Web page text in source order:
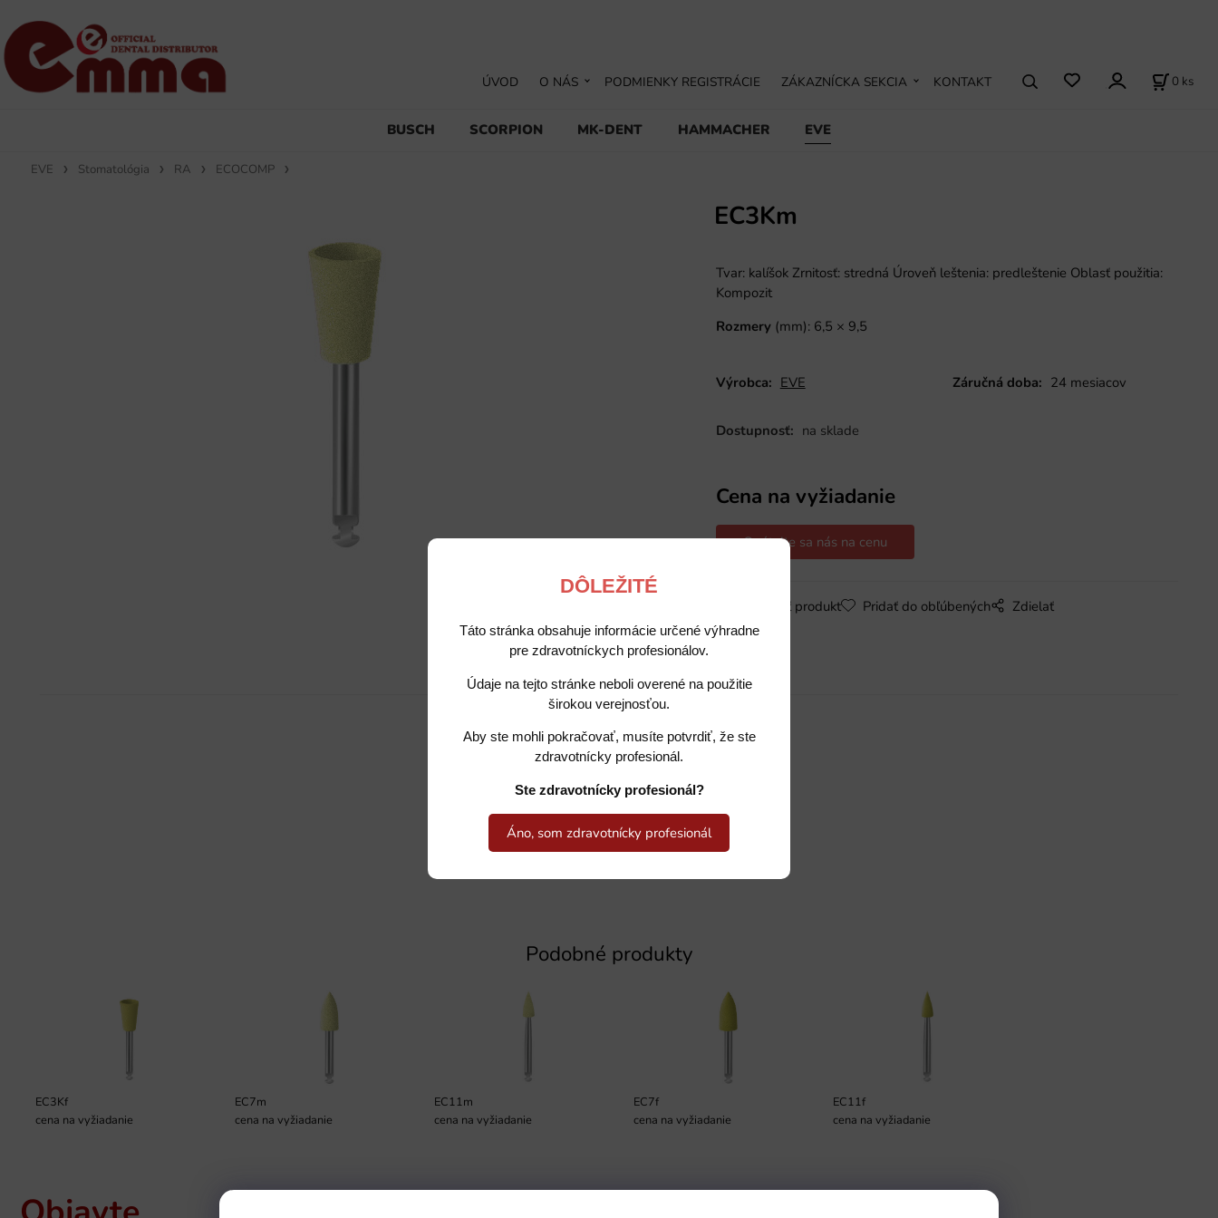
DÔLEŽITÉ
Táto stránka obsahuje informácie určené výhradne
pre zdravotníckych profesionálov.
Údaje na tejto stránke neboli overené na použitie
širokou verejnosťou.
Aby ste mohli pokračovať, musíte potvrdiť, že ste
zdravotnícky profesionál.
Ste zdravotnícky profesionál?
Áno, som zdravotnícky profesionál
BUSCH SCORPION MK-DENT HAMMACHER EVE
ÚVOD O NÁS PODMIENKY REGISTRÁCIE ZÁKAZNÍCKA SEKCIA KONTAKT 0 ks
EVE Stomatológia RA ECOCOMP
EC3Km
Tvar: kalíšok Zrnitosť: stredná Úroveň leštenia: predleštenie Oblasť použitia:
Kompozit
Rozmery(mm): 6,5 × 9,5
Výrobca: EVE Záručná doba: 24 mesiacov
Dostupnosť: na sklade
Cena na vyžiadanie
Opýtajte sa nás na cenu
Sledovať produkt Pridať do obľúbených Zdielať
Popis Potrebujete poradiť?
Podobné produkty
EC3Kf
cena na vyžiadanie
EC7m
cena na vyžiadanie
EC11m
cena na vyžiadanie
EC7f
cena na vyžiadanie
EC11f
cena na vyžiadanie